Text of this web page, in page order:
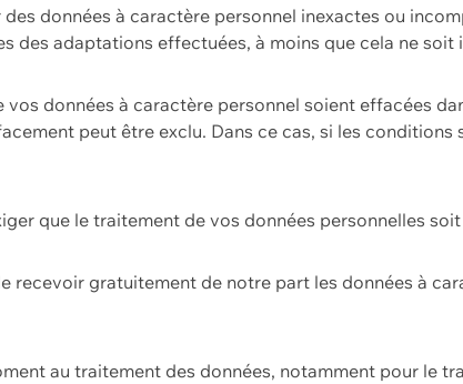
données à caractère personnel inexactes ou
des adaptations effectuées, à moins que cela ne
données à caractère personnel soient effacées
peut être exclu. Dans ce cas, si les
que le traitement de vos données personnelles
recevoir gratuitement de notre part les données à
au traitement des données, notamment pour le